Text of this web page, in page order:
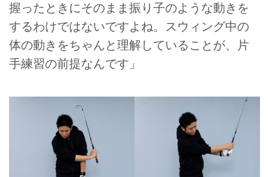
握ったときにそのまま振り子のような動きを
するわけではないですよね。スウィング中の
体の動きをちゃんと理解していることが、片
手練習の前提なんです」